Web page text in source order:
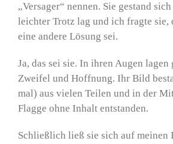
„Versager“ nennen. Sie gestand
leichter Trotz lag und ich fragte sie,
eine andere Lösung sei.
Ja, das sei sie. In ihren Augen lagen
Zweifel und Hoffnung. Ihr Bild
mal) aus vielen Teilen und in der
Flagge ohne Inhalt entstanden.
Schließlich ließ sie sich auf meinen